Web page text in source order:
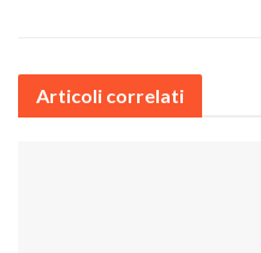
Articoli correlati